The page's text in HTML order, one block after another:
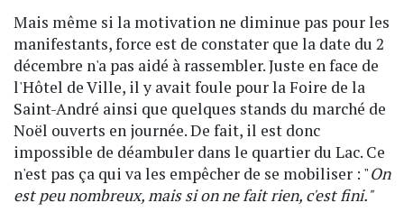
Mais même si la motivation ne diminue pas pour les
manifestants, force est de constater que la date du 2
décembre n'a pas aidé à rassembler. Juste en face de
l'Hôtel de Ville, il y avait foule pour la Foire de la
Saint-André ainsi que quelques stands du marché de
Noël ouverts en journée. De fait, il est donc
impossible de déambuler dans le quartier du Lac. Ce
n'est pas ça qui va les empêcher de se mobiliser : "On
est peu nombreux, mais si on ne fait rien, c'est fini."